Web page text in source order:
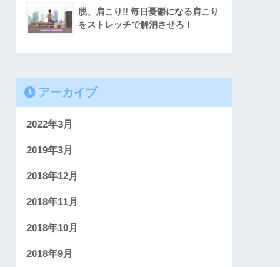
脱、肩こり!! 毎日憂鬱になる肩こり
をストレッチで解消させろ！
アーカイブ
2022年3月
2019年3月
2018年12月
2018年11月
2018年10月
2018年9月